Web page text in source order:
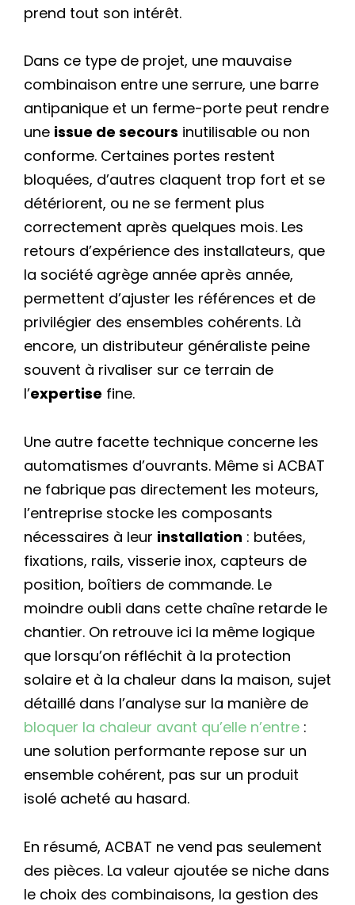
prend tout son intérêt.
Dans ce type de projet, une mauvaise
combinaison entre une serrure, une barre
antipanique et un ferme-porte peut rendre
une issue de secours inutilisable ou non
conforme. Certaines portes restent
bloquées, d’autres claquent trop fort et se
détériorent, ou ne se ferment plus
correctement après quelques mois. Les
retours d’expérience des installateurs, que
la société agrège année après année,
permettent d’ajuster les références et de
privilégier des ensembles cohérents. Là
encore, un distributeur généraliste peine
souvent à rivaliser sur ce terrain de
l’expertise fine.
Une autre facette technique concerne les
automatismes d’ouvrants. Même si ACBAT
ne fabrique pas directement les moteurs,
l’entreprise stocke les composants
nécessaires à leur installation : butées,
fixations, rails, visserie inox, capteurs de
position, boîtiers de commande. Le
moindre oubli dans cette chaîne retarde le
chantier. On retrouve ici la même logique
que lorsqu’on réfléchit à la protection
solaire et à la chaleur dans la maison, sujet
détaillé dans l’analyse sur la manière de
bloquer la chaleur avant qu’elle n’entre :
une solution performante repose sur un
ensemble cohérent, pas sur un produit
isolé acheté au hasard.
En résumé, ACBAT ne vend pas seulement
des pièces. La valeur ajoutée se niche dans
le choix des combinaisons, la gestion des